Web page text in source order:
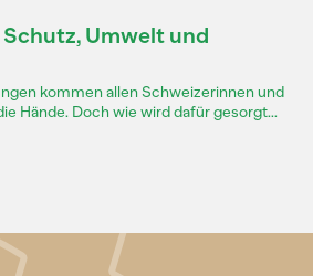
Umwelt und
kommen allen Schweizerinnen und
Hände. Doch wie wird dafür gesorgt...